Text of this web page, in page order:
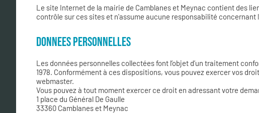
Le site Internet de la mairie de Camblanes et Meynac contient des
contrôle sur ces sites et n'assume aucune responsabilité concernant
DONNEES PERSONNELLES
Les données personnelles collectées font l’objet d’un traitement
1978. Conformément à ces dispositions, vous pouvez exercer vos
webmaster.
Vous pouvez à tout moment exercer ce droit en adressant votre
1 place du Général De Gaulle
33360 Camblanes et Meynac